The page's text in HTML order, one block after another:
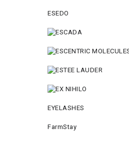
ESEDO
EYELASHES
FarmStay